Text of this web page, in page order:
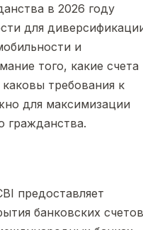
в 2026 году
для
и
того, какие счета
требования к
для максимизации
гражданства.
предоставляет
банковских счетов